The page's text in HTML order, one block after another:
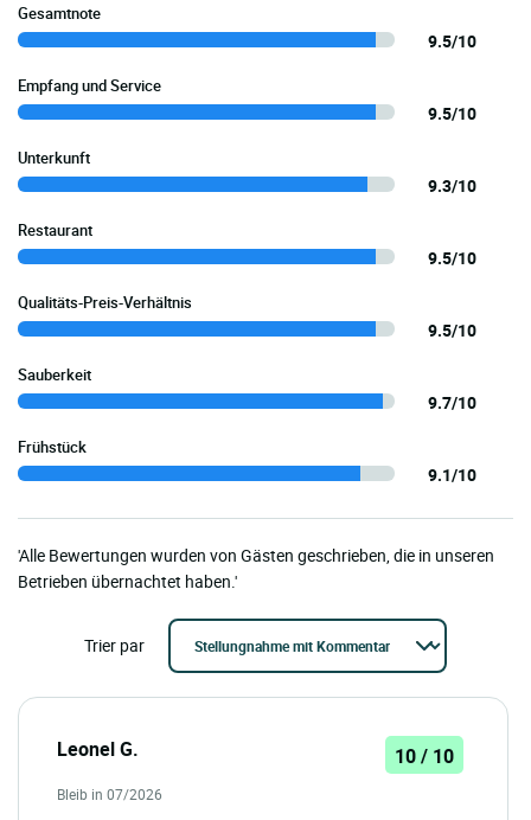
Gesamtnote
9.5/10
Empfang und Service
9.5/10
Unterkunft
9.3/10
Restaurant
9.5/10
Qualitäts-Preis-Verhältnis
9.5/10
Sauberkeit
9.7/10
Frühstück
9.1/10
'Alle Bewertungen wurden von Gästen geschrieben, die in unseren
Betrieben übernachtet haben.'
Trier par
Leonel G. 10 / 10
Bleib in 07/2026